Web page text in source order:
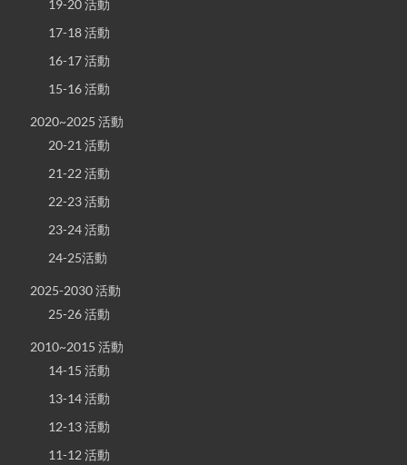
19-20 活動
17-18 活動
16-17 活動
15-16 活動
2020~2025 活動
20-21 活動
21-22 活動
22-23 活動
23-24 活動
24-25活動
2025-2030 活動
25-26 活動
2010~2015 活動
14-15 活動
13-14 活動
12-13 活動
11-12 活動